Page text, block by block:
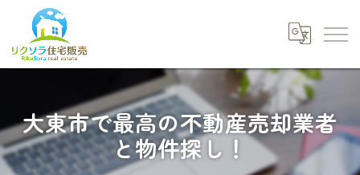
大東市で最高の不動産売却業者
と物件探し！